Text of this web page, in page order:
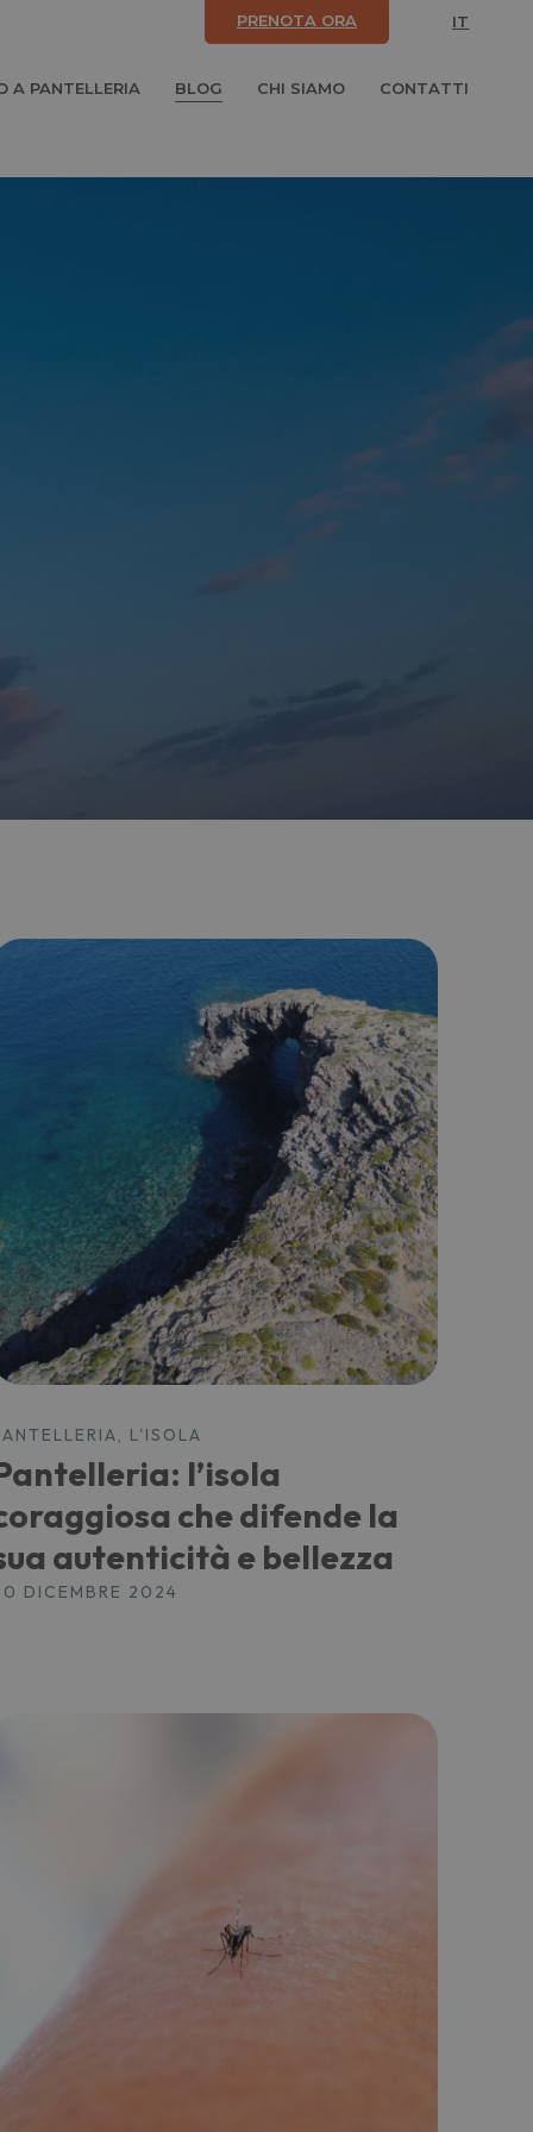
A PANTELLERIA BLOG CHI SIAMO CONTATTI
IT
PRENOTA ORA
L'ISOLA
l’isola
che difende la
autenticità e bellezza
DICEMBRE 2024